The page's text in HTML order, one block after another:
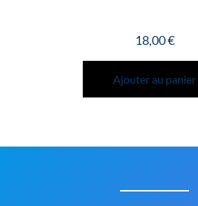
18,00€
Ajouter au panier